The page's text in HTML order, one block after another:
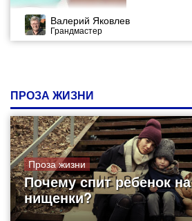
Валерий Яковлев
Грандмастер
ПРОЗА ЖИЗНИ
Проза жизни
Почему спит ребенок
нищенки?